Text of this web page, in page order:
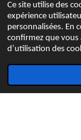
Ce site utilise des
expérience
personnalisées. En
confirmez que
d’utilisation des
Nous
concerts
2023,
découvrir si
un de